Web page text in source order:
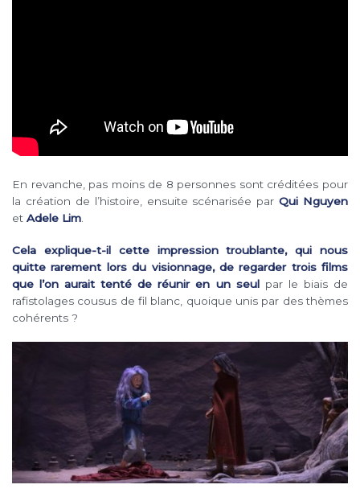
En revanche, pas moins de 8 personnes sont créditées pour
la création de l’histoire, ensuite scénarisée parQui Nguyen
et Adele Lim
Cela explique-t-il cette impression troublante, qui nous
quitte rarement lors du visionnage, de regarder trois films
que l’on aurait tenté de réunir en un seulpar le biais de
rafistolages cousus de fil blanc, quoique unis par des thèmes
cohérents ?